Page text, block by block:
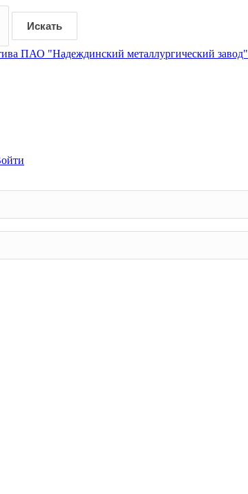
Искать
ПАО "Надеждинский металлургический завод"